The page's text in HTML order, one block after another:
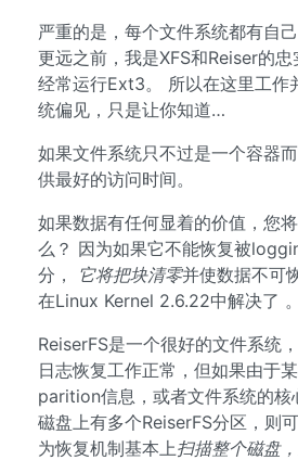
严重的是，每个文件系统都有自
更远之前，我是XFS和Reiser的
经常运行Ext3。 所以在这里工作
统偏见，只是让你知道…
如果文件系统只不过是一个容器
供最好的访问时间。
如果数据有任何显着的价值，您
么？ 因为如果它不能恢复被
分， 它将把块清零并使数据不可
在Linux Kernel 2.6.22中解决了 。
ReiserFS是一个很好的文件系统
日志恢复工作正常，但如果由于
parition信息，或者文件系统的核
磁盘上有多个ReiserFS分区，则
为恢复机制基本上扫描整个磁盘